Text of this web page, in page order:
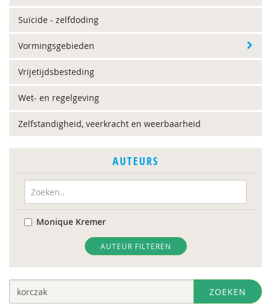
Suïcide - zelfdoding
Vormingsgebieden
Vrijetijdsbesteding
Wet- en regelgeving
Zelfstandigheid, veerkracht en weerbaarheid
AUTEURS
Monique Kremer
AUTEUR FILTEREN
ZOEKEN